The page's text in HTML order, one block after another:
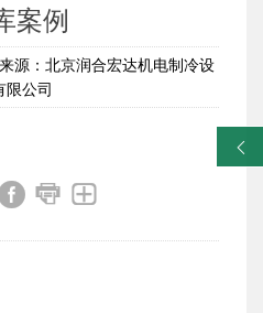
案例
来源：北京润合宏达机电制冷设
限公司
󰀓